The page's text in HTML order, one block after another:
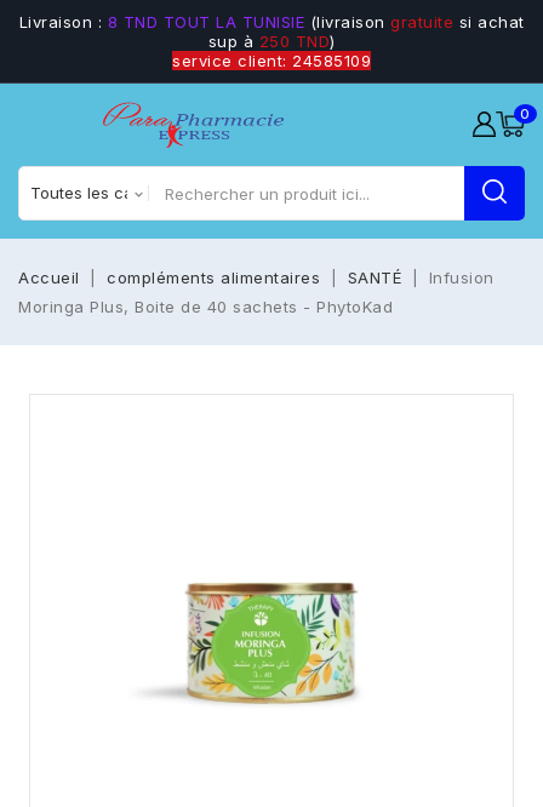
Livraison : 8 TND TOUT LA TUNISIE (livraison gratuite si achat
sup à 250 TND)
service client: 24585109
0
Accueil compléments alimentaires SANTÉ
Infusion
Moringa Plus, Boite de 40 sachets - PhytoKad